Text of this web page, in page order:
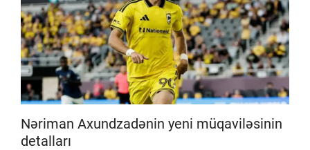
Nəriman Axundzadənin yeni müqaviləsinin
detalları